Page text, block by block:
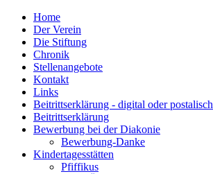
Home
Der Verein
Die Stiftung
Chronik
Stellenangebote
Kontakt
Links
Beitrittserklärung - digital oder postalisch
Beitrittserklärung
Bewerbung bei der Diakonie
Bewerbung-Danke
Kindertagesstätten
Pfiffikus